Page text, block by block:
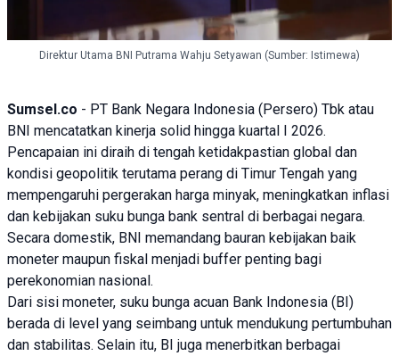
Direktur Utama BNI Putrama Wahju Setyawan (Sumber: Istimewa)
Sumsel.co - PT Bank Negara Indonesia (Persero) Tbk atau
BNI mencatatkan kinerja solid hingga kuartal I 2026.
Pencapaian ini diraih di tengah ketidakpastian global dan
kondisi geopolitik terutama perang di Timur Tengah yang
mempengaruhi pergerakan harga minyak, meningkatkan inflasi
dan kebijakan suku bunga bank sentral di berbagai negara.
Secara domestik, BNI memandang bauran kebijakan baik
moneter maupun fiskal menjadi buffer penting bagi
perekonomian nasional.
Dari sisi moneter, suku bunga acuan Bank Indonesia (BI)
berada di level yang seimbang untuk mendukung pertumbuhan
dan stabilitas. Selain itu, BI juga menerbitkan berbagai